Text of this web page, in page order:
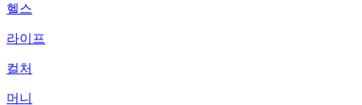
헬스
라이프
컬처
머니